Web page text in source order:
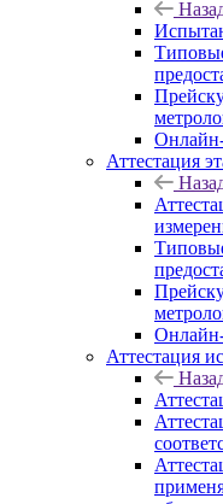
Аттестация
Аттестация